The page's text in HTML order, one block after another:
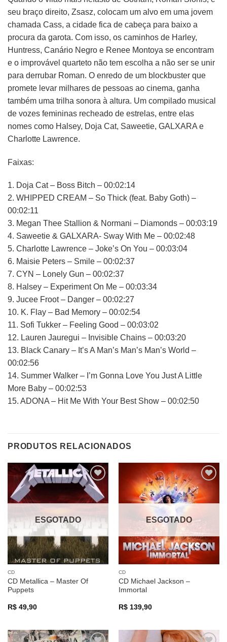
seu braço direito, Zsasz, colocam um alvo em uma jovem
chamada Cass, a cidade fica de cabeça para baixo a
procura da garota. Com isso, os caminhos de Harley,
Huntress, Canário Negro e Renee Montoya se encontram
e o improvável quarteto não tem escolha a não ser se unir
para derrubar Roman. O enredo de um blockbuster que
promete levar milhares de pessoas ao cinema, ganha
também uma trilha sonora à altura. Um compilado musical
de vozes femininas recheado de estrelas, entre elas
nomes como Halsey, Doja Cat, Saweetie, GALXARA e
Charlotte Lawrence.
Faixas:
1. Doja Cat – Boss Bitch – 00:02:14
2. WHIPPED CREAM – So Thick (feat. Baby Goth) –
00:02:11
3. Megan Thee Stallion & Normani – Diamonds – 00:03:19
4. Saweetie & GALXARA- Sway With Me – 00:02:48
5. Charlotte Lawrence – Joke’s On You – 00:03:04
6. Maisie Peters – Smile – 00:02:37
7. CYN – Lonely Gun – 00:02:37
8. Halsey – Experiment On Me – 00:03:34
9. Jucee Froot – Danger – 00:02:27
10. K. Flay – Bad Memory – 00:02:54
11. Sofi Tukker – Feeling Good – 00:03:02
12. Lauren Jauregui – Invisible Chains – 00:03:20
13. Black Canary – It’s A Man’s Man’s Man’s World –
00:02:56
14. Summer Walker – I’m Gonna Love You Just A Little
More Baby – 00:02:53
15. ADONA – Hit Me With Your Best Show – 00:02:50
PRODUTOS RELACIONADOS
Adicionar
a lista de
desejos
ESGOTADO
CD
CD Metallica – Master Of
Puppets
R$49,90
Adicionar
a lista de
desejos
ESGOTADO
CD
CD Michael Jackson –
Immortal
R$139,90